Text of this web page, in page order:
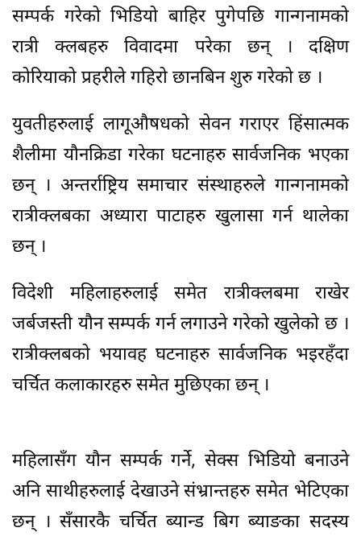
सम्पर्क गरेको भिडियो बाहिर पुगेपछि गान्गनामको
रात्री क्लबहरु विवादमा परेका छन् । दक्षिण
कोरियाको प्रहरीले गहिरो छानबिन शुरु गरेको छ ।
युवतीहरुलाई लागूऔषधको सेवन गराएर हिंसात्मक
शैलीमा यौनक्रिडा गरेका घटनाहरु सार्वजनिक भएका
छन् । अन्तर्राष्ट्रिय समाचार संस्थाहरुले गान्गनामको
रात्रीक्लबका अध्यारा पाटाहरु खुलासा गर्न थालेका
छन् ।
विदेशी महिलाहरुलाई समेत रात्रीक्लबमा राखेर
जर्बजस्ती यौन सम्पर्क गर्न लगाउने गरेको खुलेको छ ।
रात्रीक्लबको भयावह घटनाहरु सार्वजनिक भइरहँदा
चर्चित कलाकारहरु समेत मुछिएका छन् ।
महिलासँग यौन सम्पर्क गर्ने, सेक्स भिडियो बनाउने
अनि साथीहरुलाई देखाउने संभ्रान्तहरु समेत भेटिएका
छन् । सँसारकै चर्चित ब्यान्ड बिग ब्याङका सदस्य